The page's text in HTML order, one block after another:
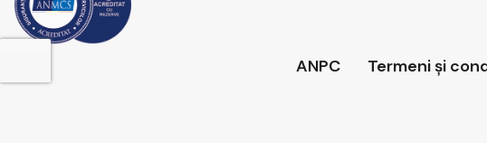
ANPC Termeni și